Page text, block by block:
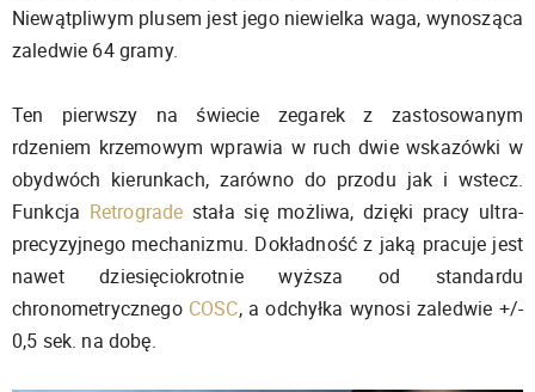
Niewątpliwym plusem jest jego niewielka waga, wynosząca
zaledwie 64 gramy.
Ten pierwszy na świecie zegarek z zastosowanym
rdzeniem krzemowym wprawia w ruch dwie wskazówki w
obydwóch kierunkach, zarówno do przodu jak i wstecz.
Funkcja Retrograde stała się możliwa, dzięki pracy ultra-
precyzyjnego mechanizmu. Dokładność z jaką pracuje jest
nawet dziesięciokrotnie wyższa od standardu
chronometrycznego COSC, a odchyłka wynosi zaledwie +/-
0,5 sek. na dobę.